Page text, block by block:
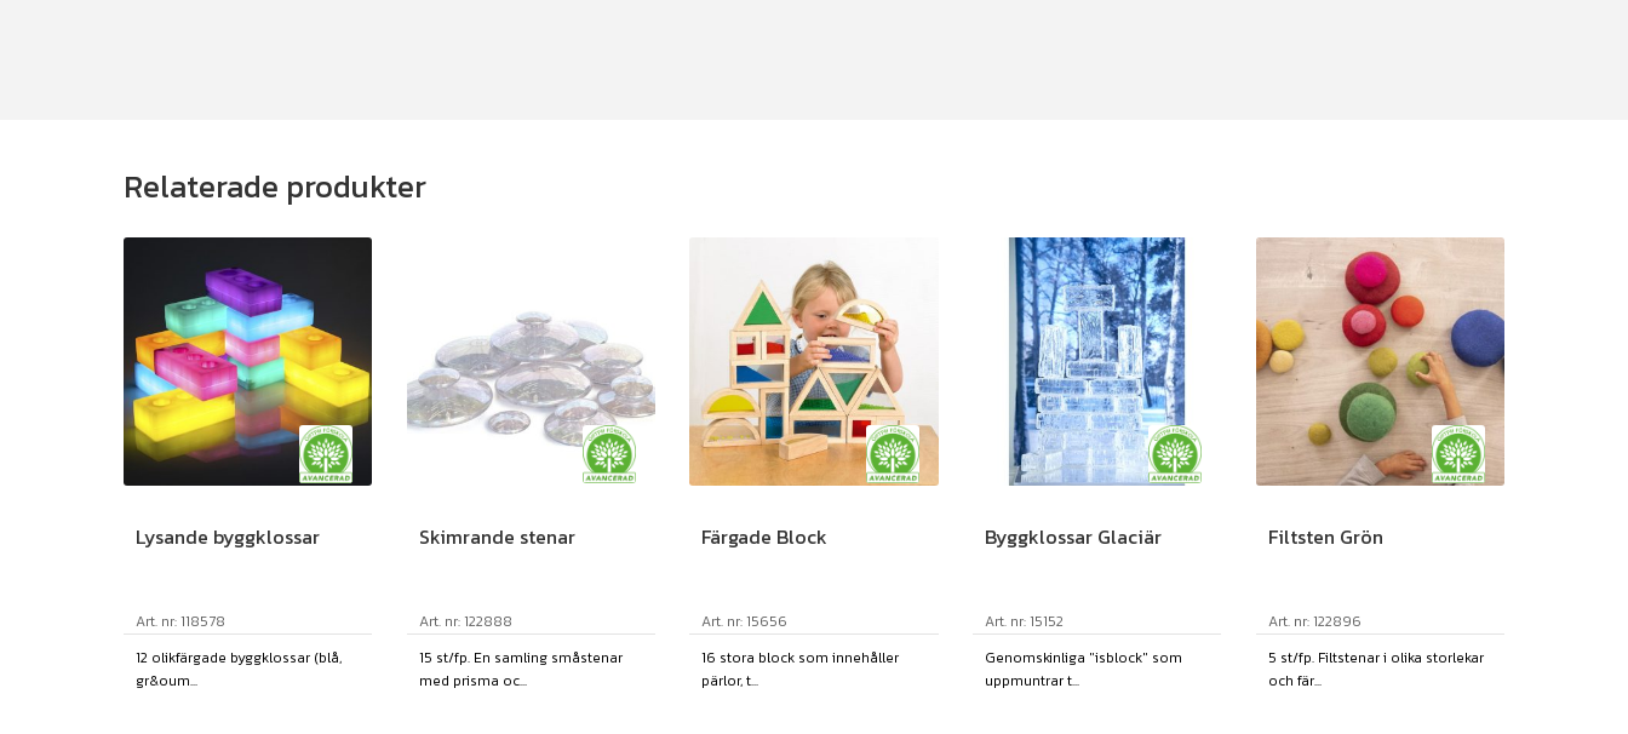
Relaterade produkter
Lysande byggklossar
Art. nr: 118578
12 olikfärgade byggklossar (blå,
gr&oum...
Skimrande stenar
Art. nr: 122888
15 st/fp. En samling småstenar
med prisma oc...
Färgade Block
Art. nr: 15656
16 stora block som innehåller
pärlor, t...
Byggklossar Glaciär
Art. nr: 15152
Genomskinliga "isblock" som
uppmuntrar t...
Filtsten Grön
Art. nr: 122896
5 st/fp. Filtstenar i olika storlekar
och fär...